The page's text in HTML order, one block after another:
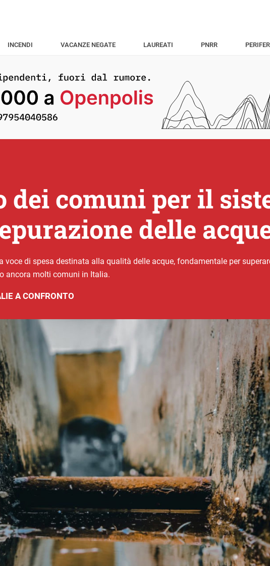
INCENDI VACANZE NEGATE LAUREATI PNRR
dei comuni per il
delle
voce di spesa destinata alla qualità delle acque, fondamentale per
ancora molti comuni in Italia.
A CONFRONTO